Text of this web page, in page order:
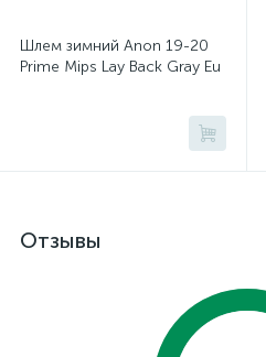
Шлем зимний Anon 19-20
Prime Mips Lay Back Gray Eu
Отзывы